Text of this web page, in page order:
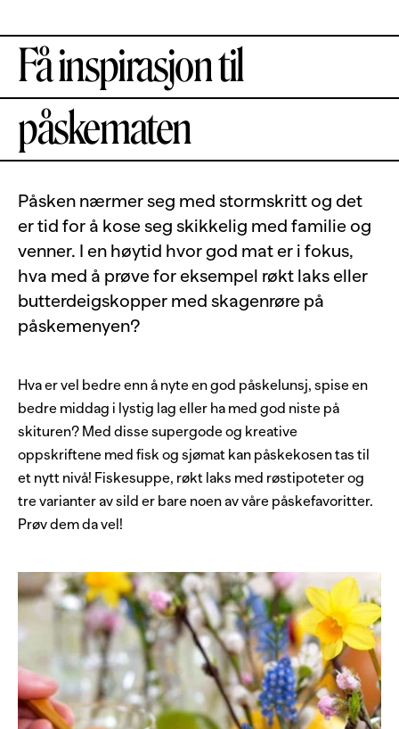
Få inspirasjon til
påskematen
Påsken nærmer seg med stormskritt og det
er tid for å kose seg skikkelig med familie og
venner. I en høytid hvor god mat er i fokus,
hva med å prøve for eksempel røkt laks eller
butterdeigskopper med skagenrøre på
påskemenyen?
Hva er vel bedre enn å nyte en god påskelunsj, spise en
bedre middag i lystig lag eller ha med god niste på
skituren? Med disse supergode og kreative
oppskriftene med fisk og sjømat kan påskekosen tas til
et nytt nivå! Fiskesuppe, røkt laks med røstipoteter og
tre varianter av sild er bare noen av våre påskefavoritter.
Prøv dem da vel!